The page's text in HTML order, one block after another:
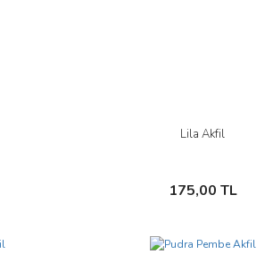
Lila Akfil
175,00 TL
İncele
Sepete Ekle